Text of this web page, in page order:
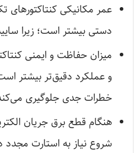
عمر مکانیکی کنتاکتور‌های
دستی بیشتر است‌؛ زیرا
میزان حفاظت و ایمنی
و عملکرد دقیق‌تر بیشتر
خطرات جدی جلوگیری
هنگام قطع برق جریان
شروع نیاز به استارت مجدد